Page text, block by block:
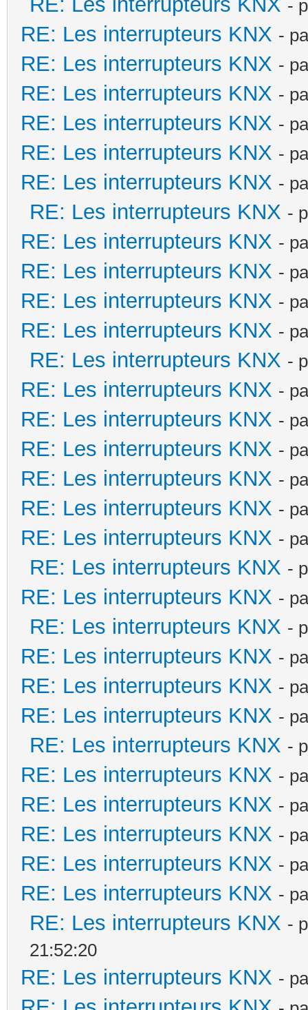
-
RE: Les interrupteurs KNX -
RE: Les interrupteurs KNX -
RE: Les interrupteurs KNX -
RE: Les interrupteurs KNX -
RE: Les interrupteurs KNX -
RE: Les interrupteurs KNX -
RE: Les interrupteurs KNX -
RE: Les interrupteurs KNX -
RE: Les interrupteurs KNX -
RE: Les interrupteurs KNX -
RE: Les interrupteurs KNX -
RE: Les interrupteurs KNX -
RE: Les interrupteurs KNX -
RE: Les interrupteurs KNX -
RE: Les interrupteurs KNX -
RE: Les interrupteurs KNX -
RE: Les interrupteurs KNX -
RE: Les interrupteurs KNX -
RE: Les interrupteurs KNX -
RE: Les interrupteurs KNX -
RE: Les interrupteurs KNX -
RE: Les interrupteurs KNX -
RE: Les interrupteurs KNX -
RE: Les interrupteurs KNX -
RE: Les interrupteurs KNX -
RE: Les interrupteurs KNX -
RE: Les interrupteurs KNX -
RE: Les interrupteurs KNX -
RE: Les interrupteurs KNX -
RE: Les interrupteurs KNX -
RE: Les interrupteurs KNX -
21:52:20
RE: Les interrupteurs KNX -